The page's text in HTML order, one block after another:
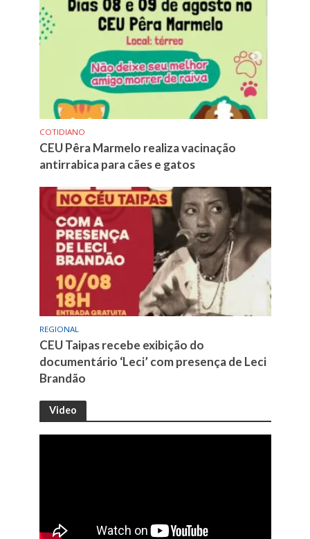
COTIDIANO
CEU Pêra Marmelo realiza vacinação
antirrabica para cães e gatos
REGIONAL
CEU Taipas recebe exibição do
documentário ‘Leci’ com presença de Leci
Brandão
Video